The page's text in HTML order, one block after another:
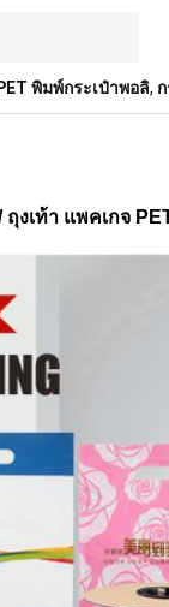
พิมพ์กระเป๋าพอลิ,
เท้า แพคเกจ